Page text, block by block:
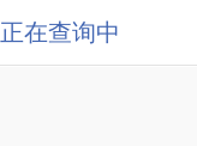
正在查询中